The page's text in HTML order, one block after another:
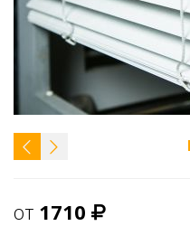
от 1710